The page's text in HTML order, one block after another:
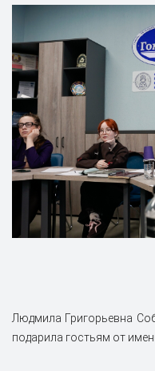
Людмила Григорьевна
подарила гостьям от